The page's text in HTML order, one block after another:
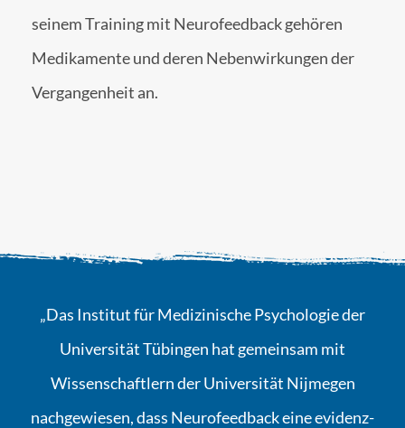
seinem Training mit Neurofeedback gehören
Medikamente und deren Nebenwirkungen der
Vergangenheit an.
„Das Institut für Medizinische Psychologie der
Universität Tübingen hat gemeinsam mit
Wissenschaftlern der Universität Nijmegen
nachgewiesen, dass Neurofeedback eine evidenz-